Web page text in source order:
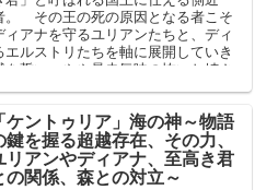
。 その王の死の原因となる者こそ
アナを守るユリアンたちと、ディ
ルストリたちを軸に展開していき
誓い、やや暴走気味の怖いお姉さ
「ケントゥリア」海の神～物語
鍵を握る超越存在、その力、
リアンやディアナ、至高き君
の関係、森との対立～